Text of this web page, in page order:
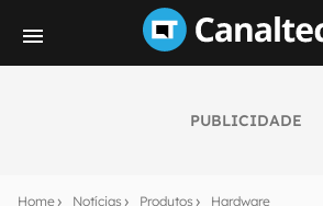
PUBLICIDADE
Home Notícias Produtos Hardware